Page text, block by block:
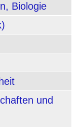
Biologie
und